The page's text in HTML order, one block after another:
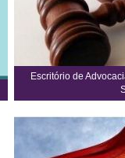
Escritório de